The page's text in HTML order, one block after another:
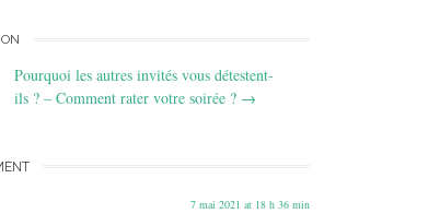
Pourquoi les autres invités vous détestent-
ils ? – Comment rater votre soirée ? →
7 mai 2021 at 18 h 36 min